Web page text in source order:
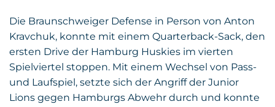
Die Braunschweiger Defense in Person von Anton
Kravchuk, konnte mit einem Quarterback-Sack, den
ersten Drive der Hamburg Huskies im vierten
Spielviertel stoppen. Mit einem Wechsel von Pass-
und Laufspiel, setzte sich der Angriff der Junior
Lions gegen Hamburgs Abwehr durch und konnte